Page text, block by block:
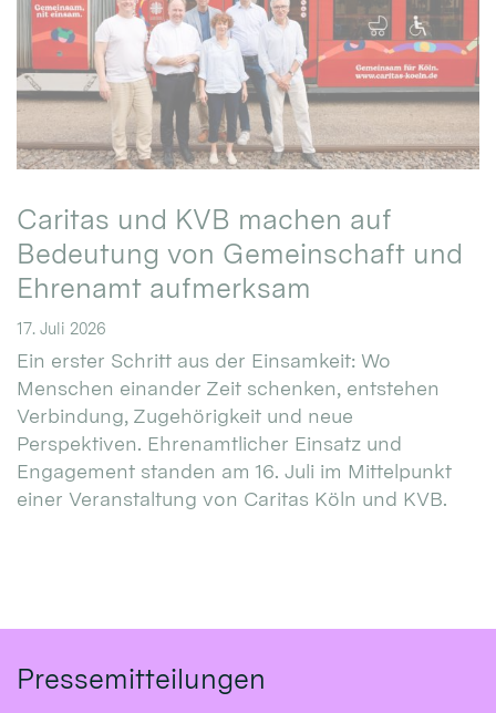
Caritas und KVB machen auf
Bedeutung von Gemeinschaft und
Ehrenamt aufmerksam
17. Juli 2026
Ein erster Schritt aus der Einsamkeit: Wo
Menschen einander Zeit schenken, entstehen
Verbindung, Zugehörigkeit und neue
Perspektiven. Ehrenamtlicher Einsatz und
Engagement standen am 16. Juli im Mittelpunkt
einer Veranstaltung von Caritas Köln und KVB.
Pressemitteilungen